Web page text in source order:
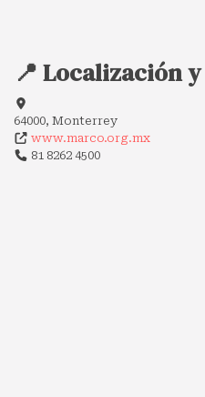
📍 Localización
64000, Monterrey
www.marco.org.mx
81 8262 4500